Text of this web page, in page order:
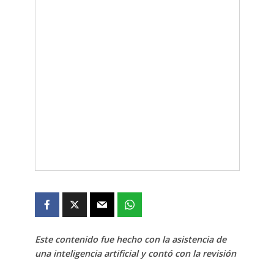
Este contenido fue hecho con la asistencia de
una inteligencia artificial y contó con la revisión